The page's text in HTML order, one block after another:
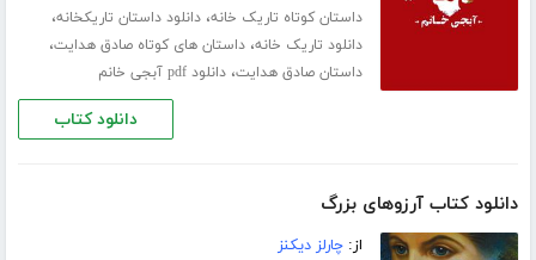
داستان کوتاه تاریک خانه،دانلود داستان تاریکخانه،
دانلود تاریک خانه،داستان های کوتاه صادق هدایت،
داستان صادق هدایت،دانلود pdf آبجی خانم
دانلود کتاب
دانلود کتاب آرزوهای بزرگ
از:چارلز دیکنز